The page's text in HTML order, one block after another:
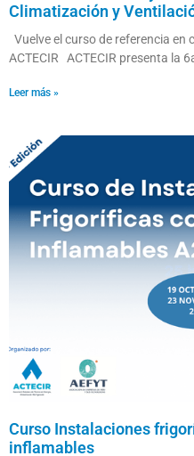
Climatización y
Vuelve el curso de referencia
ACTECIR ACTECIR presenta la
Leer más »
Curso Instalaciones
inflamables